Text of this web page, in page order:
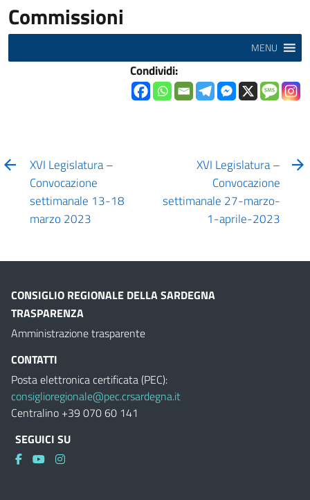
Commissioni
MENU
Condividi:
XVI Legislatura –
Convocazione
settimanale 13-18
marzo 2023
XVI Legislatura –
Convocazione
settimanale 27-marzo-
1-aprile-2023
CONSIGLIO REGIONALE DELLA SARDEGNA
TRASPARENZA
Amministrazione trasparente
CONTATTI
Posta elettronica certificata (PEC):
consiglioregionale@pec.crsardegna.it
Centralino +39 070 60 141
SEGUICI SU